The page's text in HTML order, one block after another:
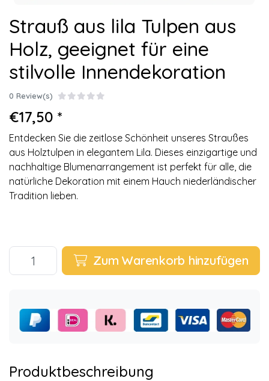
Strauß aus lila Tulpen aus
Holz, geeignet für eine
stilvolle Innendekoration
0 Review(s)
€17,50 *
Entdecken Sie die zeitlose Schönheit unseres Straußes
aus Holztulpen in elegantem Lila. Dieses einzigartige und
nachhaltige Blumenarrangement ist perfekt für alle, die
natürliche Dekoration mit einem Hauch niederländischer
Tradition lieben.
Zum Warenkorb hinzufügen
Produktbeschreibung